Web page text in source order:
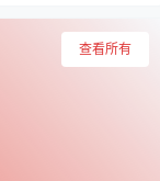
查看所有